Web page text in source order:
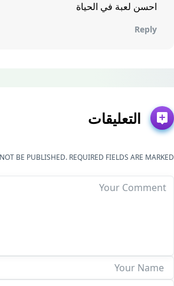
احسن لعبة في الحياة
Reply
التعليقات
BE PUBLISHED. REQUIRED FIELDS ARE MARKED *